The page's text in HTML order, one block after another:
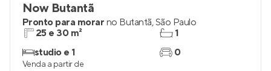
Now Butantã
Pronto para morar no Butantã,São Paulo
25 e 30 m²
studio e 1
1
0
Venda a partir de